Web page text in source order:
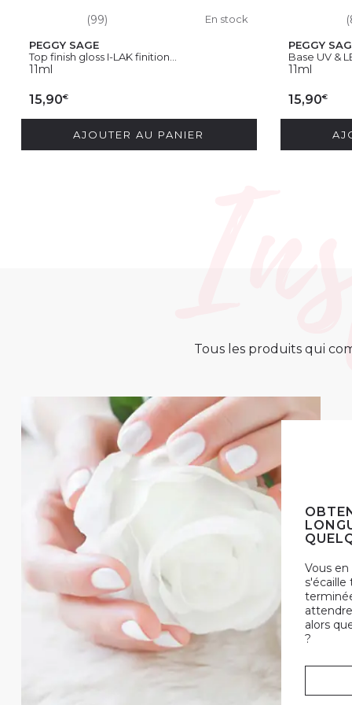
(99) En stock
PEGGY SAGE
Top finish gloss I-LAK finition...
11ml
15,90€
AJOUTER AU PANIER
PEGGY
Base UV &
11ml
15,90€
Tous les produits qui
Vous
s'écaille
alors
?